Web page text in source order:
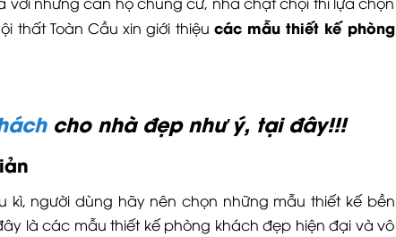
thất Toàn Cầu xin giới thiệu các mẫu thiết kế phòng
cho nhà đẹp như ý, tại đây!!!
người dùng hãy nên chọn những mẫu thiết kế bền
là các mẫu thiết kế phòng khách đẹp hiện đại và vô